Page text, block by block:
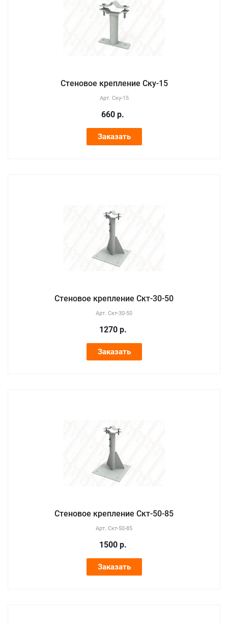
Стеновое крепление Ску-15
Арт. Ску-15
660 р.
Заказать
Стеновое крепление Скт-30-50
Арт. Скт-30-50
1270 р.
Заказать
Стеновое крепление Скт-50-85
Арт. Скт-50-85
1500 р.
Заказать